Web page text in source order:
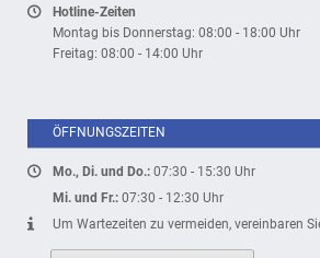
Hotline-Zeiten
Montag bis Donnerstag: 08:00 - 18:00 Uhr
Freitag: 08:00 - 14:00 Uhr
ÖFFNUNGSZEITEN
Mo., Di. und Do.:07:30 - 15:30 Uhr
Mi. und Fr.: 07:30 - 12:30 Uhr
Um Wartezeiten zu vermeiden, vereinbaren